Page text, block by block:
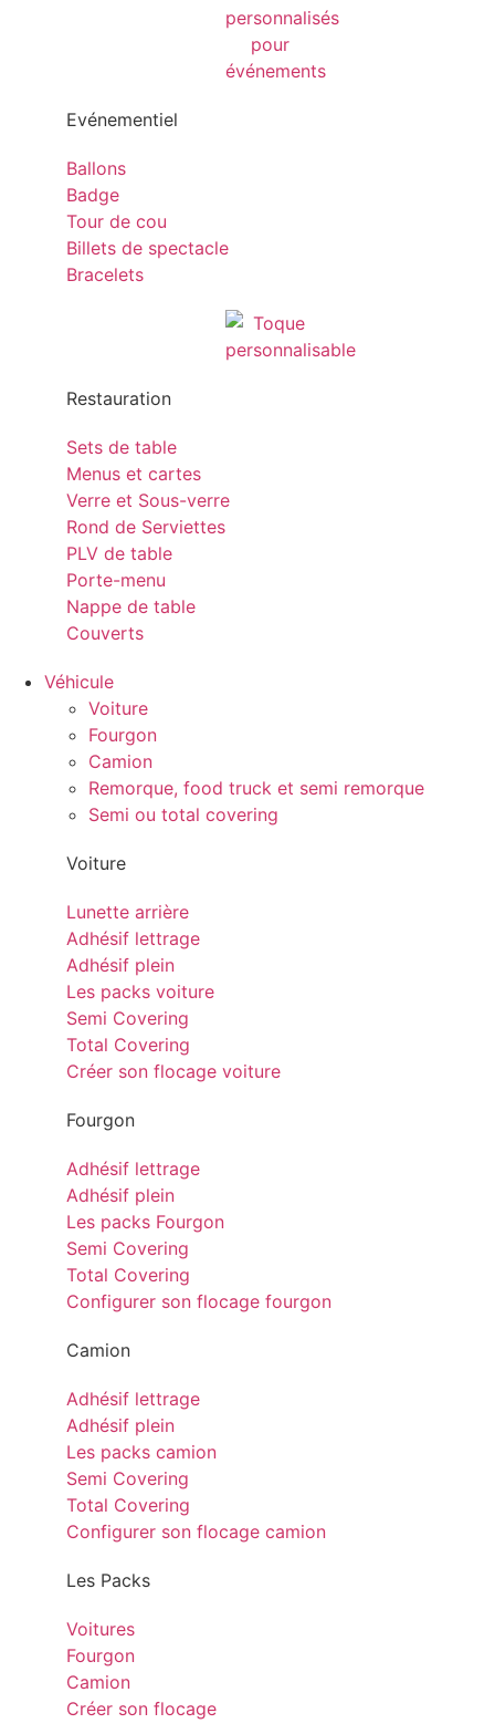
Evénementiel
Ballons
Badge
Tour de cou
Billets de spectacle
Bracelets
Restauration
Sets de table
Menus et cartes
Verre et Sous-verre
Rond de Serviettes
PLV de table
Porte-menu
Nappe de table
Couverts
Véhicule
Voiture
Fourgon
Camion
Remorque, food truck et semi remorque
Semi ou total covering
Voiture
Lunette arrière
Adhésif lettrage
Adhésif plein
Les packs voiture
Semi Covering
Total Covering
Créer son flocage voiture
Fourgon
Adhésif lettrage
Adhésif plein
Les packs Fourgon
Semi Covering
Total Covering
Configurer son flocage fourgon
Camion
Adhésif lettrage
Adhésif plein
Les packs camion
Semi Covering
Total Covering
Configurer son flocage camion
Les Packs
Voitures
Fourgon
Camion
Créer son flocage